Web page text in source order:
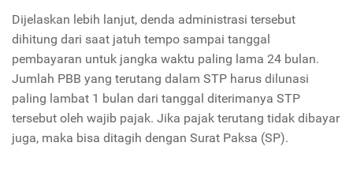
Dijelaskan lebih lanjut, denda administrasi tersebut
dihitung dari saat jatuh tempo sampai tanggal
pembayaran untuk jangka waktu paling lama 24 bulan.
Jumlah PBB yang terutang dalam STP harus dilunasi
paling lambat 1 bulan dari tanggal diterimanya STP
tersebut oleh wajib pajak. Jika pajak terutang tidak dibayar
juga, maka bisa ditagih dengan Surat Paksa (SP).